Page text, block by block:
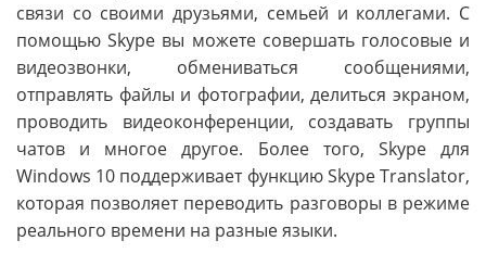
связи со своими друзьями, семьей и коллегами. С
помощью Skype вы можете совершать голосовые и
видеозвонки, обмениваться сообщениями,
отправлять файлы и фотографии, делиться экраном,
проводить видеоконференции, создавать группы
чатов и многое другое. Более того, Skype для
Windows 10 поддерживает функцию Skype Translator,
которая позволяет переводить разговоры в режиме
реального времени на разные языки.